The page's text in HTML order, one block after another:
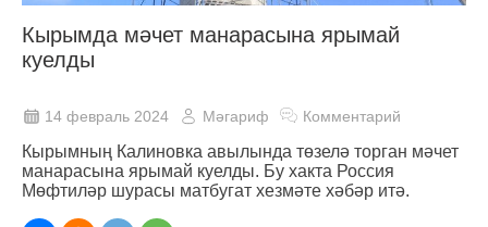
Кырымда мәчет манарасына ярымай
куелды
14 февраль 2024 Мәгариф Комментарий
Кырымның Калиновка авылында төзелә торган мәчет
манарасына ярымай куелды. Бу хакта Россия
Мөфтиләр шурасы матбугат хезмәте хәбәр итә.